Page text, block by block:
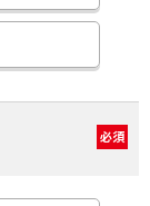
必須